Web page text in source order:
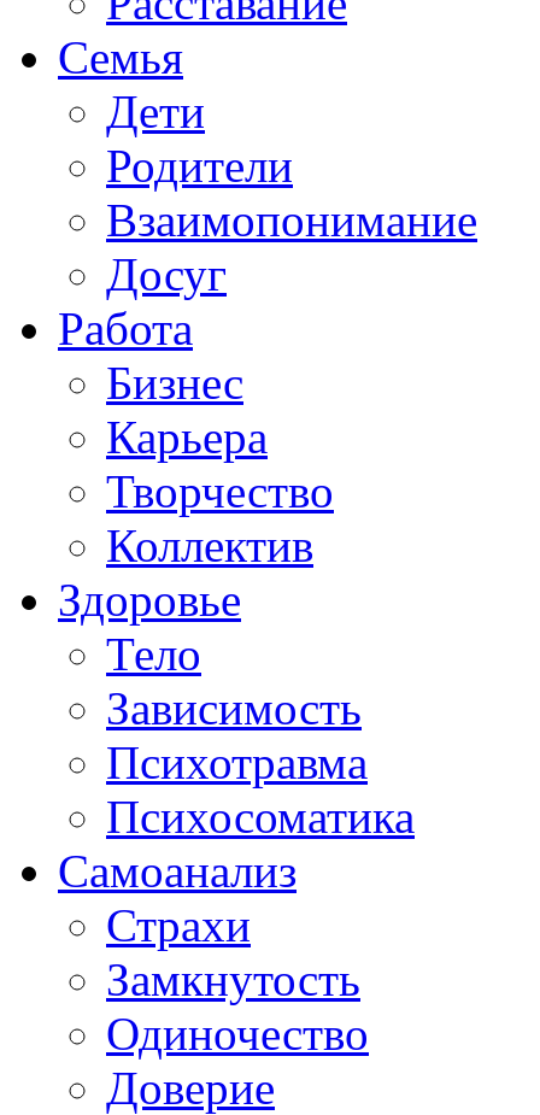
Семья
Дети
Родители
Взаимопонимание
Досуг
Работа
Бизнес
Карьера
Творчество
Коллектив
Здоровье
Тело
Зависимость
Психотравма
Психосоматика
Самоанализ
Страхи
Замкнутость
Одиночество
Доверие